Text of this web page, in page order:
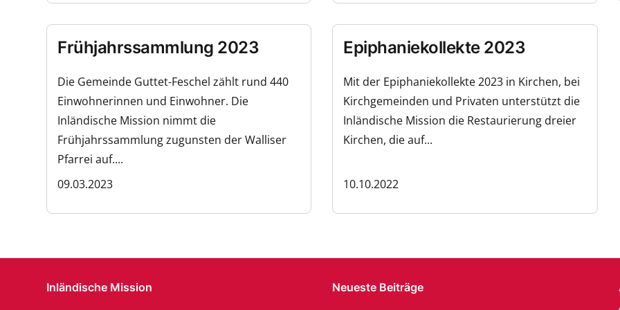
Frühjahrssammlung 2023
Die Gemeinde Guttet-Feschel zählt rund 440
Einwohnerinnen und Einwohner. Die
Inländische Mission nimmt die
Frühjahrssammlung zugunsten der Walliser
Pfarrei auf....
09.03.2023
Epiphaniekollekte 2023
Mit der Epiphaniekollekte 2023 in Kirchen, bei
Kirchgemeinden und Privaten unterstützt die
Inländische Mission die Restaurierung dreier
Kirchen, die auf...
10.10.2022
Inländische Mission Neueste Beiträge